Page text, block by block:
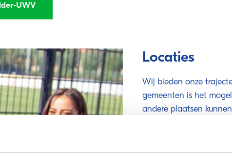
UWV
Locaties
Wij bieden onze
gemeenten is het
andere plaatsen
Achtkarpselen,
Borger-Odoorn,